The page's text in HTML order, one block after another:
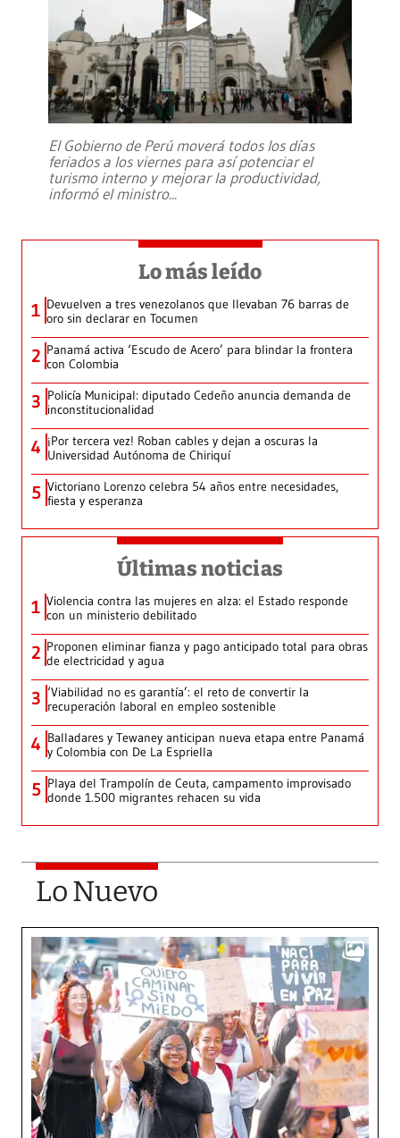
El Gobierno de Perú moverá todos los días
feriados a los viernes para así potenciar el
turismo interno y mejorar la productividad,
informó el ministro...
Lo más leído
1 Devuelven a tres venezolanos que llevaban 76 barras de
oro sin declarar en Tocumen
2 Panamá activa ‘Escudo de Acero’ para blindar la frontera
con Colombia
3 Policía Municipal: diputado Cedeño anuncia demanda de
inconstitucionalidad
4 ¡Por tercera vez! Roban cables y dejan a oscuras la
Universidad Autónoma de Chiriquí
5 Victoriano Lorenzo celebra 54 años entre necesidades,
fiesta y esperanza
Últimas noticias
1 Violencia contra las mujeres en alza: el Estado responde
con un ministerio debilitado
2 Proponen eliminar fianza y pago anticipado total para obras
de electricidad y agua
3 ‘Viabilidad no es garantía’: el reto de convertir la
recuperación laboral en empleo sostenible
4 Balladares y Tewaney anticipan nueva etapa entre Panamá
y Colombia con De La Espriella
5 Playa del Trampolín de Ceuta, campamento improvisado
donde 1.500 migrantes rehacen su vida
Lo Nuevo